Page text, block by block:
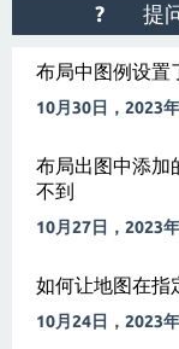
? 提
布局中图例设置
10月30日，2023年
布局出图中添加
不到
10月27日，2023年
如何让地图在指
10月24日，2023年